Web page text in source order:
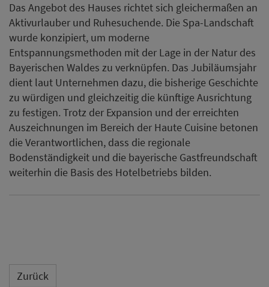
Das Angebot des Hauses richtet sich gleichermaßen an
Aktivurlauber und Ruhesuchende. Die Spa-Landschaft
wurde konzipiert, um moderne
Entspannungsmethoden mit der Lage in der Natur des
Bayerischen Waldes zu verknüpfen. Das Jubiläumsjahr
dient laut Unternehmen dazu, die bisherige Geschichte
zu würdigen und gleichzeitig die künftige Ausrichtung
zu festigen. Trotz der Expansion und der erreichten
Auszeichnungen im Bereich der Haute Cuisine betonen
die Verantwortlichen, dass die regionale
Bodenständigkeit und die bayerische Gastfreundschaft
weiterhin die Basis des Hotelbetriebs bilden.
Zurück